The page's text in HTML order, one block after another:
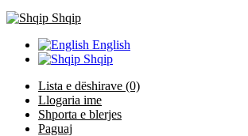
Shqip
English
Shqip
Lista e dëshirave (0)
Llogaria ime
Shporta e blerjes
Paguaj